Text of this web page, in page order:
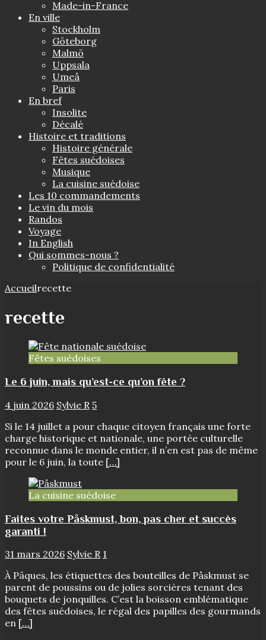
Made-in-France
En ville
Stockholm
Göteborg
Malmö
Uppsala
Umeå
Paris
En bref
Insolite
Décalé
Histoire et traditions
Histoire générale
Fêtes suédoises
Musique
La cuisine suédoise
Les 10 commandements
Le vin du mois
Randos
Voyage
In English
Qui sommes-nous ?
Politique de confidentialité
Accueilrecette
recette
Fêtes suédoises
Le 6 juin, mais qu’est-ce qu’on fête ?
4 juin 2026 Sylvie R 5
Si le 14 juillet a pour chaque citoyen français une forte
charge historique et nationale, une portée culturelle
reconnue dans le monde entier, il n’en est pas de même
pour le 6 juin, la toute […]
La cuisine suédoise
Faites votre Påskmust, bon, pas cher et succès
garanti !
31 mars 2026 Sylvie R 1
À Pâques, les étiquettes des bouteilles de Påskmust se
parent de poussins ou de jolies sorcières tenant des
bouquets de jonquilles. C’est la boisson emblématique
des fêtes suédoises, le régal des papilles des gourmands
en […]